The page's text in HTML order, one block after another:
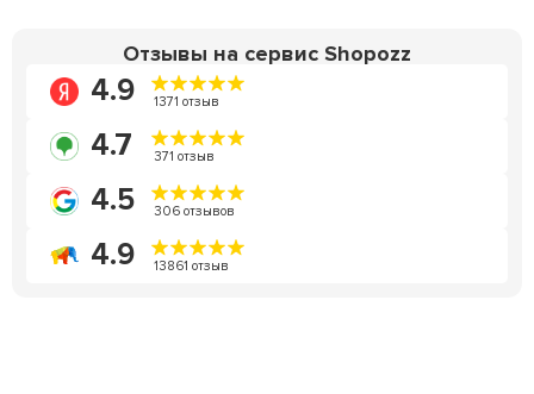
Отзывы на сервис Shopozz
4.9 1371 отзыв
4.7 371 отзыв
4.5 306 отзывов
4.9 13861 отзыв